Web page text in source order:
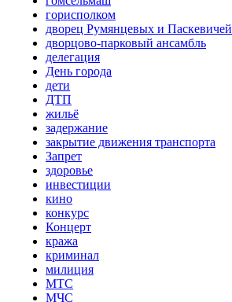
горисполком
дворец Румянцевых и Паскевичей
дворцово-парковый ансамбль
делегация
День города
дети
ДТП
жильё
задержание
закрытие движения транспорта
Запрет
здоровье
инвестиции
кино
конкурс
Концерт
кража
криминал
милиция
МТС
МЧС